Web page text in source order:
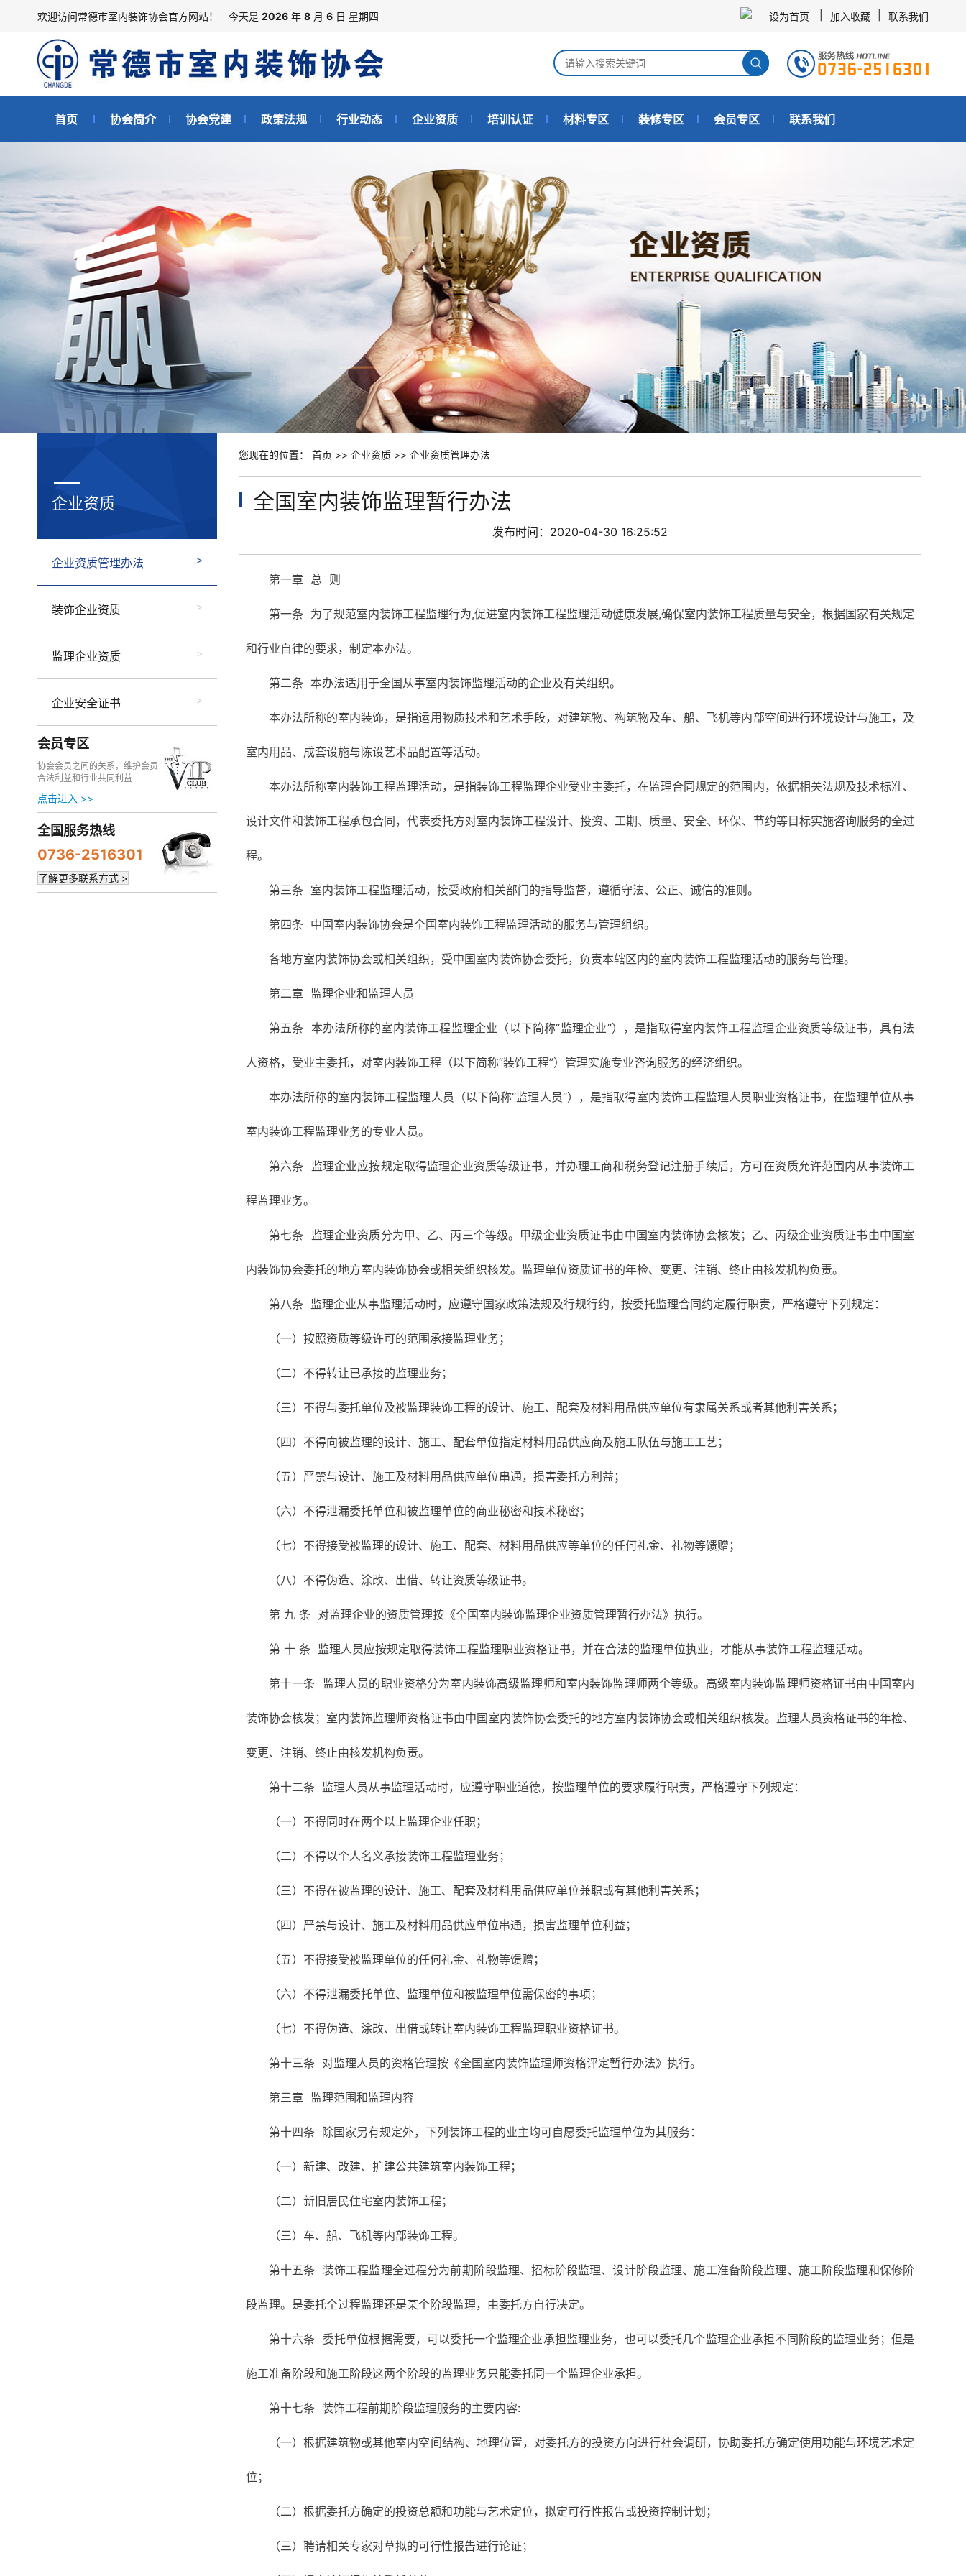
欢迎访问常德市室内装饰协会官方网站！ 今天是 2026 年 8 月 6 日 星期四 设为首页 加入收藏 联系我们
首页 协会简介 协会党建 政策法规 行业动态 企业资质 培训认证 材料专区 装修专区 会员专区 联系我们
企业资质
企业资质管理办法
装饰企业资质
监理企业资质
企业安全证书
会员专区
协会会员之间的关系，维护会员
合法利益和行业共同利益
点击进入 >>
全国服务热线
0736-2516301
了解更多联系方式 >
您现在的位置： 首页 >> 企业资质 >> 企业资质管理办法
全国室内装饰监理暂行办法
发布时间：2020-04-30 16:25:52
第一章 总 则
第一条 为了规范室内装饰工程监理行为,促进室内装饰工程监理活动健康发展,确保室内装饰工程质量与安全，根据国家有关规定
和行业自律的要求，制定本办法。
第二条 本办法适用于全国从事室内装饰监理活动的企业及有关组织。
本办法所称的室内装饰，是指运用物质技术和艺术手段，对建筑物、构筑物及车、船、飞机等内部空间进行环境设计与施工，及
室内用品、成套设施与陈设艺术品配置等活动。
本办法所称室内装饰工程监理活动，是指装饰工程监理企业受业主委托，在监理合同规定的范围内，依据相关法规及技术标准、
设计文件和装饰工程承包合同，代表委托方对室内装饰工程设计、投资、工期、质量、安全、环保、节约等目标实施咨询服务的全过
程。
第三条 室内装饰工程监理活动，接受政府相关部门的指导监督，遵循守法、公正、诚信的准则。
第四条 中国室内装饰协会是全国室内装饰工程监理活动的服务与管理组织。
各地方室内装饰协会或相关组织，受中国室内装饰协会委托，负责本辖区内的室内装饰工程监理活动的服务与管理。
第二章 监理企业和监理人员
第五条 本办法所称的室内装饰工程监理企业（以下简称“监理企业”），是指取得室内装饰工程监理企业资质等级证书，具有法
人资格，受业主委托，对室内装饰工程（以下简称“装饰工程”）管理实施专业咨询服务的经济组织。
本办法所称的室内装饰工程监理人员（以下简称“监理人员”），是指取得室内装饰工程监理人员职业资格证书，在监理单位从事
室内装饰工程监理业务的专业人员。
第六条 监理企业应按规定取得监理企业资质等级证书，并办理工商和税务登记注册手续后，方可在资质允许范围内从事装饰工
程监理业务。
第七条 监理企业资质分为甲、乙、丙三个等级。甲级企业资质证书由中国室内装饰协会核发；乙、丙级企业资质证书由中国室
内装饰协会委托的地方室内装饰协会或相关组织核发。监理单位资质证书的年检、变更、注销、终止由核发机构负责。
第八条 监理企业从事监理活动时，应遵守国家政策法规及行规行约，按委托监理合同约定履行职责，严格遵守下列规定：
（一）按照资质等级许可的范围承接监理业务；
（二）不得转让已承接的监理业务；
（三）不得与委托单位及被监理装饰工程的设计、施工、配套及材料用品供应单位有隶属关系或者其他利害关系；
（四）不得向被监理的设计、施工、配套单位指定材料用品供应商及施工队伍与施工工艺；
（五）严禁与设计、施工及材料用品供应单位串通，损害委托方利益；
（六）不得泄漏委托单位和被监理单位的商业秘密和技术秘密；
（七）不得接受被监理的设计、施工、配套、材料用品供应等单位的任何礼金、礼物等馈赠；
（八）不得伪造、涂改、出借、转让资质等级证书。
第 九 条 对监理企业的资质管理按《全国室内装饰监理企业资质管理暂行办法》执行。
第 十 条 监理人员应按规定取得装饰工程监理职业资格证书，并在合法的监理单位执业，才能从事装饰工程监理活动。
第十一条 监理人员的职业资格分为室内装饰高级监理师和室内装饰监理师两个等级。高级室内装饰监理师资格证书由中国室内
装饰协会核发；室内装饰监理师资格证书由中国室内装饰协会委托的地方室内装饰协会或相关组织核发。监理人员资格证书的年检、
变更、注销、终止由核发机构负责。
第十二条 监理人员从事监理活动时，应遵守职业道德，按监理单位的要求履行职责，严格遵守下列规定：
（一）不得同时在两个以上监理企业任职；
（二）不得以个人名义承接装饰工程监理业务；
（三）不得在被监理的设计、施工、配套及材料用品供应单位兼职或有其他利害关系；
（四）严禁与设计、施工及材料用品供应单位串通，损害监理单位利益；
（五）不得接受被监理单位的任何礼金、礼物等馈赠；
（六）不得泄漏委托单位、监理单位和被监理单位需保密的事项；
（七）不得伪造、涂改、出借或转让室内装饰工程监理职业资格证书。
第十三条 对监理人员的资格管理按《全国室内装饰监理师资格评定暂行办法》执行。
第三章 监理范围和监理内容
第十四条 除国家另有规定外，下列装饰工程的业主均可自愿委托监理单位为其服务：
（一）新建、改建、扩建公共建筑室内装饰工程；
（二）新旧居民住宅室内装饰工程；
（三）车、船、飞机等内部装饰工程。
第十五条 装饰工程监理全过程分为前期阶段监理、招标阶段监理、设计阶段监理、施工准备阶段监理、施工阶段监理和保修阶
段监理。是委托全过程监理还是某个阶段监理，由委托方自行决定。
第十六条 委托单位根据需要，可以委托一个监理企业承担监理业务，也可以委托几个监理企业承担不同阶段的监理业务；但是
施工准备阶段和施工阶段这两个阶段的监理业务只能委托同一个监理企业承担。
第十七条 装饰工程前期阶段监理服务的主要内容:
（一）根据建筑物或其他室内空间结构、地理位置，对委托方的投资方向进行社会调研，协助委托方确定使用功能与环境艺术定
位；
（二）根据委托方确定的投资总额和功能与艺术定位，拟定可行性报告或投资控制计划；
（三）聘请相关专家对草拟的可行性报告进行论证；